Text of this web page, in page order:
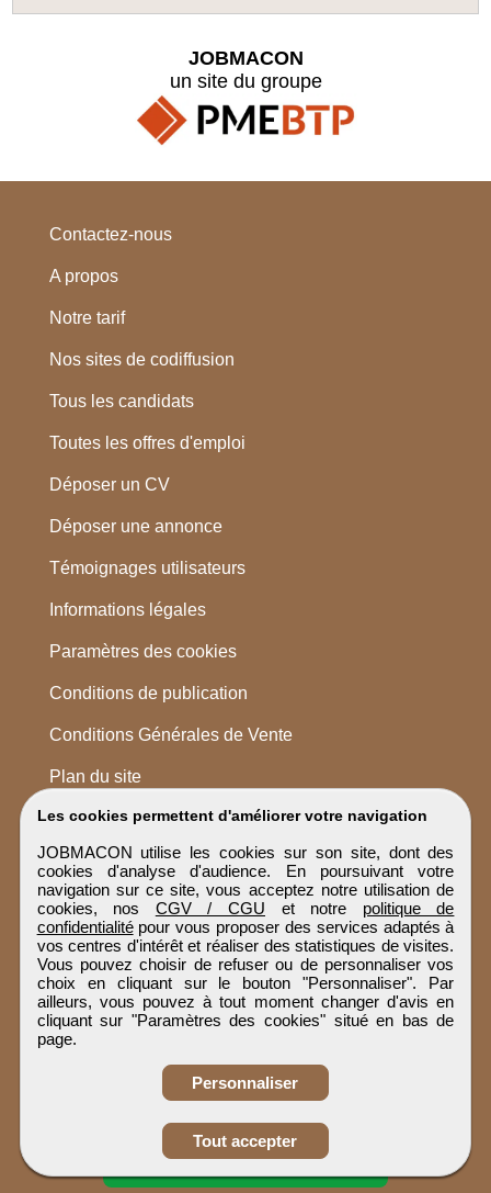
Obtenir ses
coordonnées
Les cookies permettent d'améliorer votre navigation
JOBMACON utilise les cookies sur son site, dont des
cookies d'analyse d'audience. En poursuivant votre
navigation sur ce site, vous acceptez notre utilisation de
cookies, nos CGV / CGU et notre politique de
confidentialitépour vous proposer des services adaptés à
vos centres d'intérêt et réaliser des statistiques de visites.
Vous pouvez choisir de refuser ou de personnaliser vos
choix en cliquant sur le bouton "Personnaliser". Par
ailleurs, vous pouvez à tout moment changer d'avis en
cliquant sur "Paramètres des cookies" situé en bas de
page.
Personnaliser
Tout accepter
JOBMACON
un site du groupe
Contactez-nous
A propos
Notre tarif
Nos sites de codiffusion
Tous les candidats
Toutes les offres d'emploi
Déposer un CV
Déposer une annonce
Témoignages utilisateurs
Informations légales
Paramètres des cookies
Conditions de publication
Conditions Générales de Vente
Plan du site
JOBMACON
Tous droits réservés © 1999 - 2026